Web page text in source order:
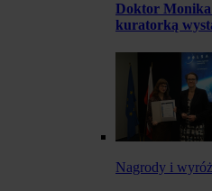
Doktor Monika
kuratorką
Nagrody i